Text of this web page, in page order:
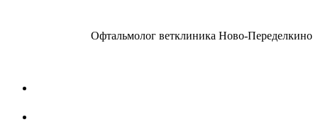
Офтальмолог ветклиника Ново-Переделкино